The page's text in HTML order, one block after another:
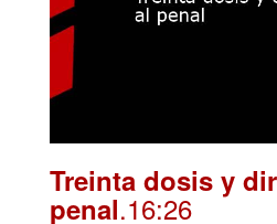
Treinta dosis y
penal.16:26